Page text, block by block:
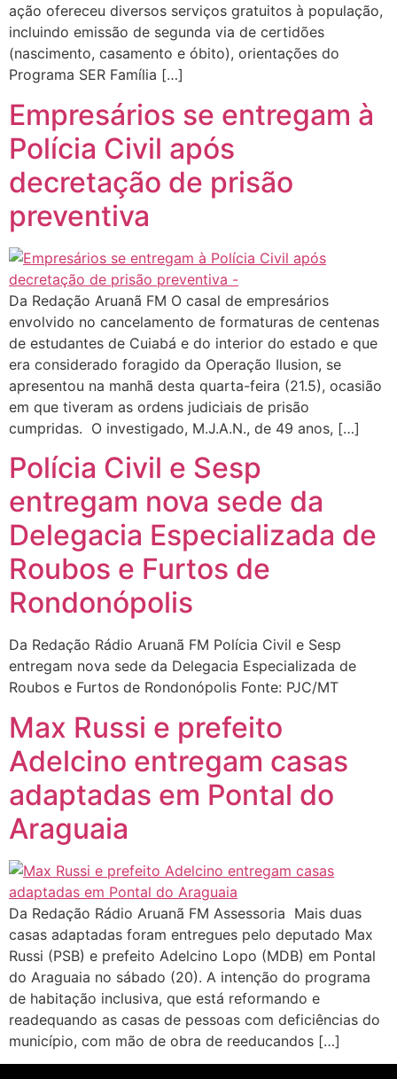
ação ofereceu diversos serviços gratuitos à população,
incluindo emissão de segunda via de certidões
(nascimento, casamento e óbito), orientações do
Programa SER Família […]
Empresários se entregam à
Polícia Civil após
decretação de prisão
preventiva
Da Redação Aruanã FM O casal de empresários
envolvido no cancelamento de formaturas de centenas
de estudantes de Cuiabá e do interior do estado e que
era considerado foragido da Operação Ilusion, se
apresentou na manhã desta quarta-feira (21.5), ocasião
em que tiveram as ordens judiciais de prisão
cumpridas. O investigado, M.J.A.N., de 49 anos, […]
Polícia Civil e Sesp
entregam nova sede da
Delegacia Especializada de
Roubos e Furtos de
Rondonópolis
Da Redação Rádio Aruanã FM Polícia Civil e Sesp
entregam nova sede da Delegacia Especializada de
Roubos e Furtos de Rondonópolis Fonte: PJC/MT
Max Russi e prefeito
Adelcino entregam casas
adaptadas em Pontal do
Araguaia
Da Redação Rádio Aruanã FM Assessoria Mais duas
casas adaptadas foram entregues pelo deputado Max
Russi (PSB) e prefeito Adelcino Lopo (MDB) em Pontal
do Araguaia no sábado (20). A intenção do programa
de habitação inclusiva, que está reformando e
readequando as casas de pessoas com deficiências do
município, com mão de obra de reeducandos […]